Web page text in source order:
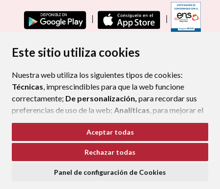
Este sitio utiliza cookies
Nuestra web utiliza los siguientes tipos de cookies:
Técnicas, imprescindibles para que la web funcione
correctamente; De personalización, para recordar sus
preferencias de uso de la web; Analíticas, para mejorar el
funcionamiento de la web y sus servicios.
Si acepta pulsando el botón“Aceptar todas”
consideramos que acepta su uso. Si pulsa el botón
ninguna acción, se guardarán las cookies técnicas
Aceptar todas
Rechazar todas
Panel de configuración de Cookies